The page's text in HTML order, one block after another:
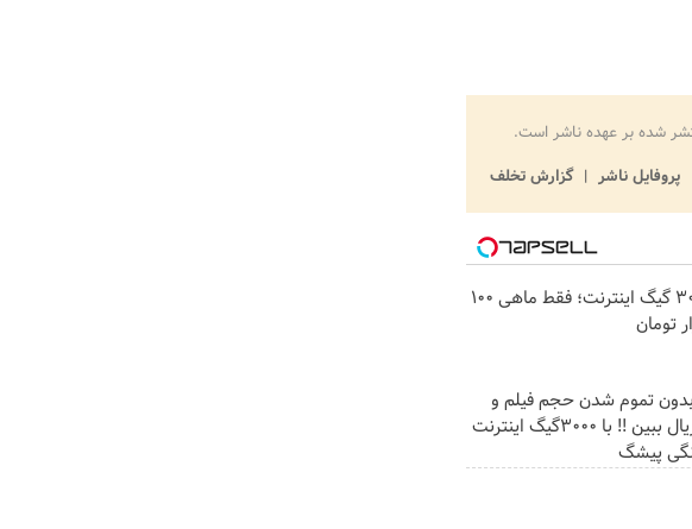
شده بر عهده ناشر است.
پروفایل ناشر
گزارش تخلف
3000 گیگ اینترنت؛ فقط ماهی 100
تومان
تموم شدن حجم فیلم و
سریال ببین !! با 3000گیگ اینترنت
پیشگ